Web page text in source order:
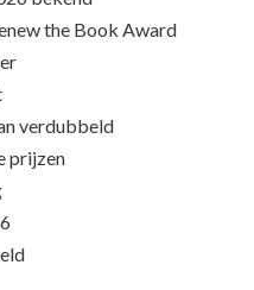
the Book Award
verdubbeld
prijzen